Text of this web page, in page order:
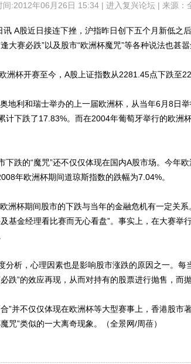
间:2012年06月26日 15:34 | 进入复兴论坛| 来源：
A股近日接连下挫，沪指昨日创下五个月新低之
大赛必跌”以及股市“欧洲杯魔咒”等各种说法也甚嚣
杯开赛至今，A股上证指数从2281.45点下跌至
利和瑞士举办的上一届欧洲杯，从当年6月8日举
计下跌了17.83%。而在2004年葡萄牙举行的欧洲
跌的“魔咒”还不仅仅体现在国内A股市场。今年欧
年欧洲杯期间道琼斯指数的跌幅为7.04%。
杯期间股市的下跌与当年的金融危机有一定关系
基金经理看比赛而无心看盘”。事实上，在大赛举
析，心理因素也是影响股市涨跌的原因之一。每
跌”的效应再现，从而对持有的股票进行抛售，而
并不仅仅体现在欧洲杯等大型赛事上，香港股市
咒”类似的一大离奇现象。（全景网/周蓓）